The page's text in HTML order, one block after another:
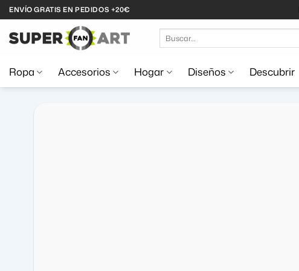
Saltar
al
contenido
ENVÍO GRATIS EN PEDIDOS +20€
por:
Ropa Accesorios Hogar Diseños Descubrir